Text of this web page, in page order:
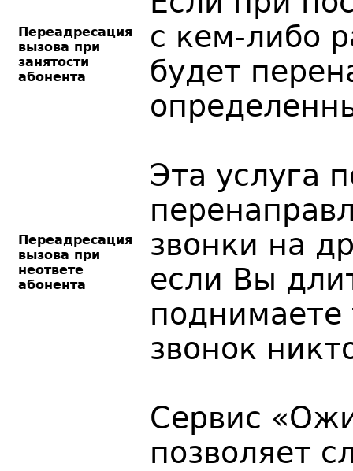
Переадресация
вызова при
занятости
абонента
с кем-либо
будет
Переадресация
вызова при
неответе
абонента
Эта услуга
звонки на
если Вы
поднимаете
звонок
Сервис
позволяет